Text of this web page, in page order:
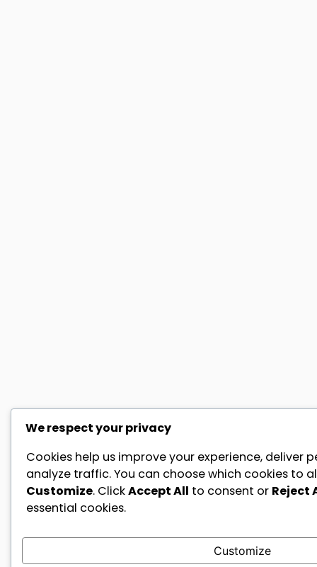
We respect your privacy
Cookies help us improve your experience, deliver
analyze traffic. You can choose which cookies to
Customize. ClickAccept All to consent or Reject
essential cookies.
Customize